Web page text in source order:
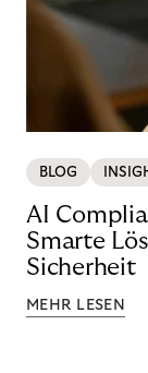
BLOG
AI
Smarte
Sicherheit
MEHR LESEN